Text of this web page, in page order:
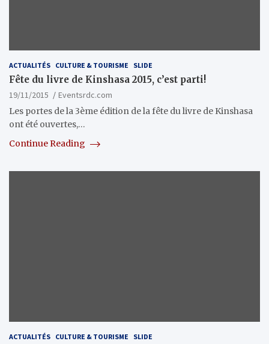
ACTUALITÉS CULTURE & TOURISME SLIDE
Fête du livre de Kinshasa 2015, c’est parti!
19/11/2015
Eventsrdc.com
Les portes de la 3ème édition de la fête du livre de Kinshasa
ont été ouvertes,…
Continue Reading
ACTUALITÉS CULTURE & TOURISME SLIDE